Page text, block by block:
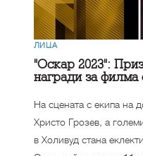
ЛИЦА
"Оскар 2023":
награди за филма
На сцената с екипа на
Христо Грозев, а
в Холивуд стана